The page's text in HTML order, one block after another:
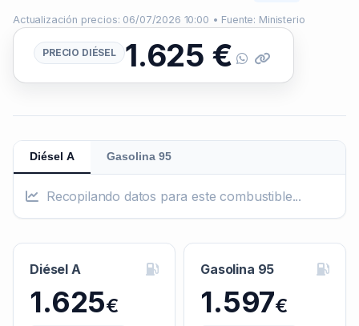
Actualización precios: 06/07/2026 10:00 • Fuente: Ministerio
PRECIO DIÉSEL 1.625 €
Diésel A Gasolina 95
Recopilando datos para este combustible...
Diésel A
1.625€
Gasolina 95
1.597€